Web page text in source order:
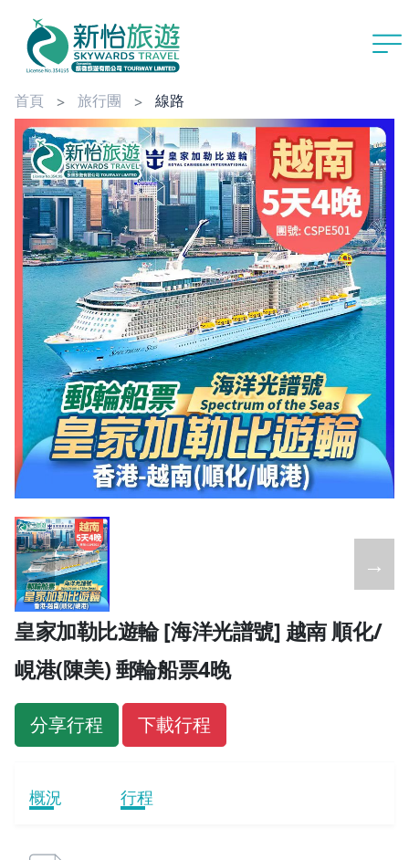
首頁 旅行團 線路
← →
皇家加勒比遊輪 [海洋光譜號] 越南 順化/
峴港(陳美) 郵輪船票4晚
分享行程 下載行程
概況 行程